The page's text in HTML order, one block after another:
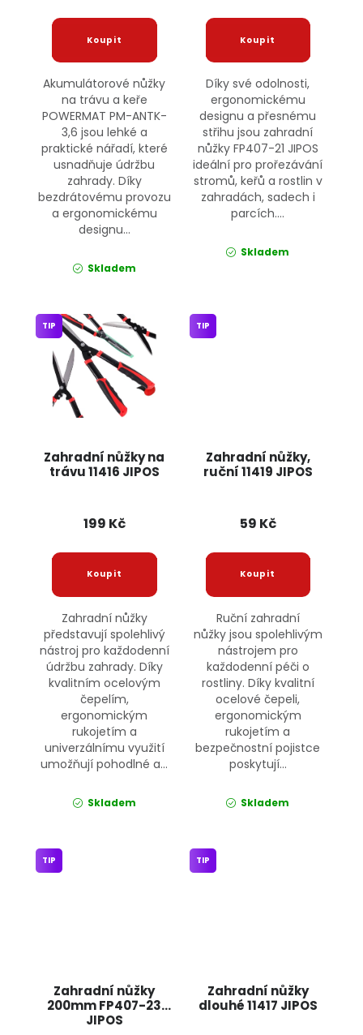
Akumulátorové nůžky
na trávu a keře
POWERMAT PM-ANTK-
3,6 jsou lehké a
praktické nářadí, které
usnadňuje údržbu
zahrady. Díky
bezdrátovému provozu
a ergonomickému
designu...
Skladem
Díky své odolnosti,
ergonomickému
designu a přesnému
střihu jsou zahradní
nůžky FP407-21 JIPOS
ideální pro prořezávání
stromů, keřů a rostlin v
zahradách, sadech i
parcích....
Skladem
Zahradní nůžky na
trávu 11416 JIPOS
TIP
199 Kč
Zahradní nůžky
představují spolehlivý
nástroj pro každodenní
údržbu zahrady. Díky
kvalitním ocelovým
čepelím,
ergonomickým
rukojetím a
univerzálnímu využití
umožňují pohodlné a...
Skladem
Zahradní nůžky,
ruční 11419 JIPOS
TIP
59 Kč
Ruční zahradní
nůžky jsou spolehlivým
nástrojem pro
každodenní péči o
rostliny. Díky kvalitní
ocelové čepeli,
ergonomickým
rukojetím a
bezpečnostní pojistce
poskytují...
Skladem
Zahradní nůžky
200mm FP407-23
JIPOS
TIP
Zahradní nůžky
dlouhé 11417 JIPOS
TIP